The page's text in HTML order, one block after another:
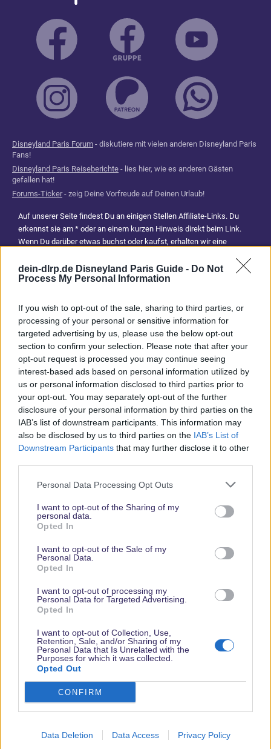
dein-dlrp.de Disneyland Paris Guide - Do Not
Process My Personal Information
If you wish to opt-out of the sale, sharing to third parties, or
processing of your personal or sensitive information for
targeted advertising by us, please use the below opt-out
section to confirm your selection. Please note that after your
opt-out request is processed you may continue seeing
interest-based ads based on personal information utilized by
us or personal information disclosed to third parties prior to
your opt-out. You may separately opt-out of the further
disclosure of your personal information by third parties on the
IAB’s list of downstream participants. This information may
also be disclosed by us to third parties on the IAB’s List of
Downstream Participants that may further disclose it to other
Personal Data Processing Opt Outs
I want to opt-out of the Sharing of my
personal data.
Opted In
I want to opt-out of the Sale of my
Personal Data.
Opted In
I want to opt-out of processing my
Personal Data for Targeted Advertising.
Opted In
I want to opt-out of Collection, Use,
Retention, Sale, and/or Sharing of my
Personal Data that Is Unrelated with the
Purposes for which it was collected.
Opted Out
CONFIRM
Data Deletion Data Access Privacy Policy
Disneyland Paris Forum - diskutiere mit vielen anderen Disneyland Paris
Fans!
Disneyland Paris Reiseberichte - lies hier, wie es anderen Gästen
gefallen hat!
Forums-Ticker- zeig Deine Vorfreude auf Deinen Urlaub!
Auf unserer Seite findest Du an einigen Stellen Affiliate-Links. Du
erkennst sie am * oder an einem kurzen Hinweis direkt beim Link.
Wenn Du darüber etwas buchst oder kaufst, erhalten wir eine
Du uns, unsere Reiseführer, Tipps und Planungsinhalte weiterhin
kostenlos anzubieten. Vielen Dank für Deine Unterstützung.
Abonniere jetzt unsere magischen News aus den
Parks
Keine Angebote verpassen
Aktuelle News
Spannende Lesetipps
Gratis und jederzeit kündbar
dass Du unsere
Schau
© dein-dlrp | Einige Elemente ©Disney. dein-dlrp ist ein Reiseführer für
Disney Company", "EuroDisney S.C.A." oder deren Tochter- sowie
Partnerunternehmen.
Impressum|Datenschutzerklärung
Community platform by XenForo® © 2010-2024 XenForo Ltd.